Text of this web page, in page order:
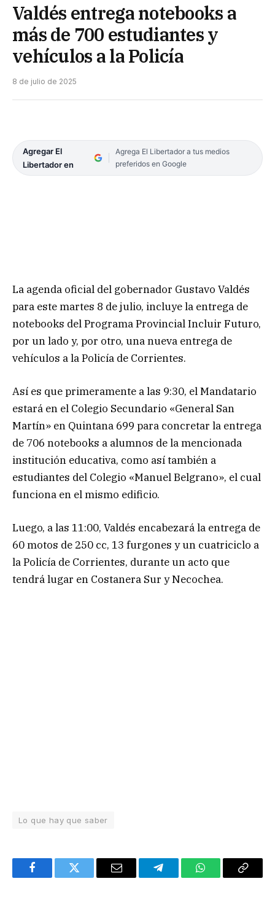
Valdés entrega notebooks a
más de 700 estudiantes y
vehículos a la Policía
8 de julio de 2025
Agregar El
Libertador en
Agrega El Libertador a tus medios
preferidos en Google
La agenda oficial del gobernador Gustavo Valdés
para este martes 8 de julio, incluye la entrega de
notebooks del Programa Provincial Incluir Futuro,
por un lado y, por otro, una nueva entrega de
vehículos a la Policía de Corrientes.
Así es que primeramente a las 9:30, el Mandatario
estará en el Colegio Secundario «General San
Martín» en Quintana 699 para concretar la entrega
de 706 notebooks a alumnos de la mencionada
institución educativa, como así también a
estudiantes del Colegio «Manuel Belgrano», el cual
funciona en el mismo edificio.
Luego, a las 11:00, Valdés encabezará la entrega de
60 motos de 250 cc, 13 furgones y un cuatriciclo a
la Policía de Corrientes, durante un acto que
tendrá lugar en Costanera Sur y Necochea.
Lo que hay que saber
FacebookTwitter Email TelegramWhatsAppCopy